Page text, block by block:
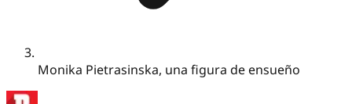
Monika Pietrasinska, una figura de ensueño